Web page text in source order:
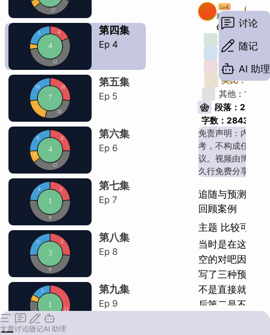
追破位
可追震荡区
击穿快不能追
震荡vs机构
接不到回抽
磨磨磨砸
交换充分砸
有过砸盘
macd指标
小市值庄控
建底vs反弹
趋势最后一笔
吃反转风险高
美股科普
利率倒挂
第四集
Ep 4
第五集
Ep 5
第六集
Ep 6
第七集
Ep 7
第八集
Ep 8
第九集
Ep 9
Lv4
粉丝：
66
主题： 4
描述：5
例子：4
类比：1
其他： 12
段落：22
字数：28435
免责声明：内容仅
考，不构成任何投
议。视频由博主静
久行免费分享。
追随与预测
回顾案例
主题 比较可能性
当时是在这里咱
空的对吧因为当
写了三种预案
不是直接就往上
后第二是不是就
第三种就
讨论
随记
AI 助理
文章讨论随记AI 助理